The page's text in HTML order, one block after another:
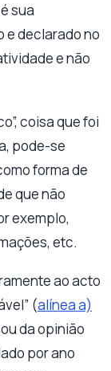
sua
e declarado no
e não
coisa que foi
pode-se
forma de
que não
exemplo,
etc.
ao acto
(alínea a)
da opinião
por ano